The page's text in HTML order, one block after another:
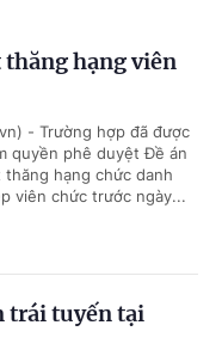
thăng hạng viên
- Trường hợp đã được
quyền phê duyệt Đề án
hạng chức danh
viên chức trước ngày...
trái tuyến tại